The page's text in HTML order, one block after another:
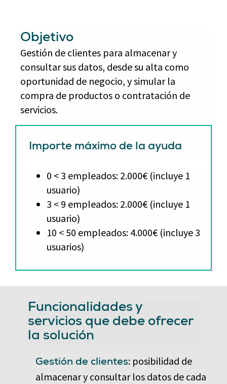
Objetivo
Gestión de clientes para almacenar y
consultar sus datos, desde su alta como
oportunidad de negocio, y simular la
compra de productos o contratación de
servicios.
Importe máximo de la ayuda
0 < 3 empleados: 2.000€ (incluye 1
usuario)
3 < 9 empleados: 2.000€ (incluye 1
usuario)
10 < 50 empleados: 4.000€ (incluye 3
usuarios)
Funcionalidades y
servicios que debe ofrecer
la solución
Gestión de clientes: posibilidad de
almacenar y consultar los datos de cada